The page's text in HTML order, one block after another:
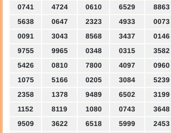
0741
4724 0610 6529 8863
5638
0647 2323 4933 0073
0091
3043 8568 3437 0146
9755
9965 0348 0315 3582
5426
0810 7800 4097 0960
1075
5166 0205 3084 5239
2358
1378 9489 6502 3199
1152
8119 1080 0743 3648
9509
3622 6518 5999 2453